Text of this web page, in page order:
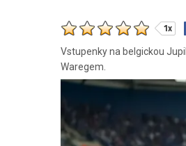
1x
Vstupenky na belgickou
Waregem.